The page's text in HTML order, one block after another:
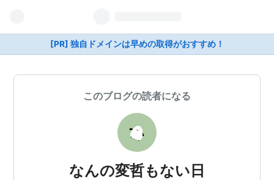
[PR] 独自ドメインは早めの取得がおすすめ！
このブログの読者になる
なんの変哲もない日